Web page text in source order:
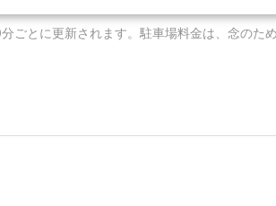
ごとに更新されます。駐車場料金は、念のた